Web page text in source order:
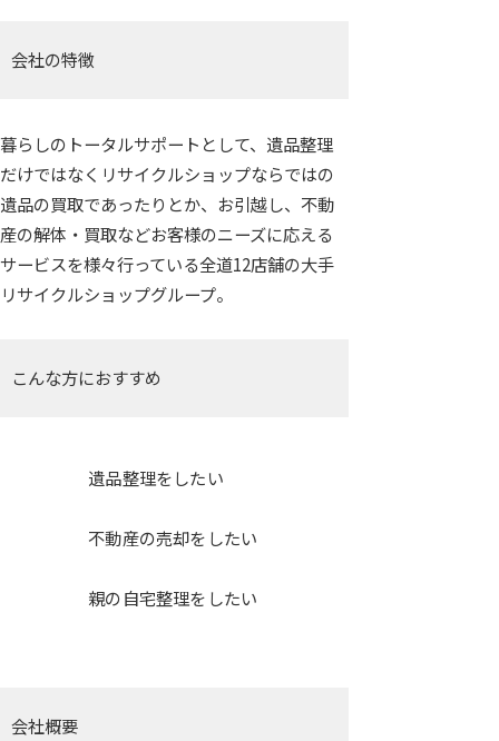
会社の特徴
暮らしのトータルサポートとして、遺品整理
だけではなくリサイクルショップならではの
遺品の買取であったりとか、お引越し、不動
産の解体・買取などお客様のニーズに応える
サービスを様々行っている全道12店舗の大手
リサイクルショップグループ。
こんな方におすすめ
遺品整理をしたい
不動産の売却をしたい
親の自宅整理をしたい
会社概要